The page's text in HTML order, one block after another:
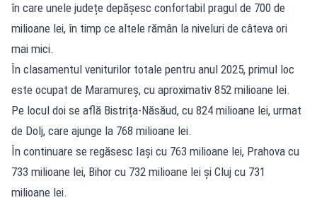
în care unele județe depășesc confortabil pragul de 700 de
milioane lei, în timp ce altele rămân la niveluri de câteva ori
mai mici.
În clasamentul veniturilor totale pentru anul 2025, primul loc
este ocupat de Maramureș, cu aproximativ 852 milioane lei.
Pe locul doi se află Bistrița-Năsăud, cu 824 milioane lei, urmat
de Dolj, care ajunge la 768 milioane lei.
În continuare se regăsesc Iași cu 763 milioane lei, Prahova cu
733 milioane lei, Bihor cu 732 milioane lei și Cluj cu 731
milioane lei.